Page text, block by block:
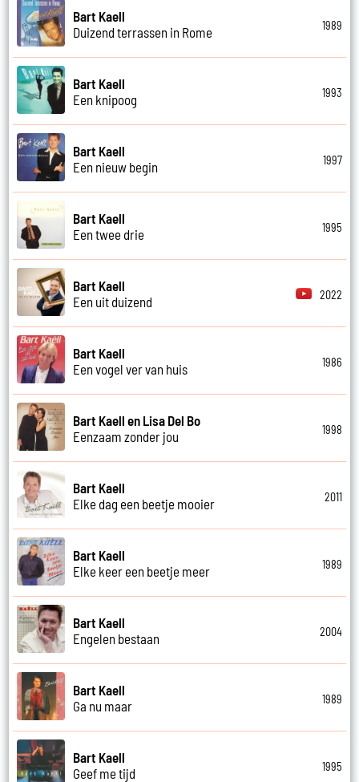
Bart Kaell
Duizend terrassen in Rome
1989
Bart Kaell
Een knipoog
1993
Bart Kaell
Een nieuw begin
1997
Bart Kaell
Een twee drie
1995
Bart Kaell
Een uit duizend
2022
Bart Kaell
Een vogel ver van huis
1986
Bart Kaell en Lisa Del Bo
Eenzaam zonder jou
1998
Bart Kaell
Elke dag een beetje mooier
2011
Bart Kaell
Elke keer een beetje meer
1989
Bart Kaell
Engelen bestaan
2004
Bart Kaell
Ga nu maar
1989
Bart Kaell
Geef me tijd
1995